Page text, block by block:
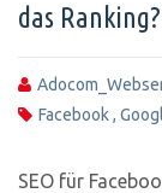
das Ranking?
Facebook,
SEO für